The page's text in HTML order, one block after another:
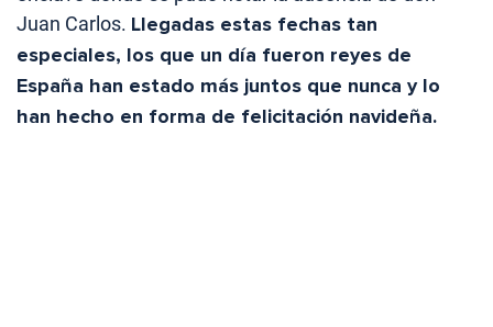
Juan Carlos. Llegadas estas fechas tan
especiales, los que un día fueron reyes de
España han estado más juntos que nunca y lo
han hecho en forma de felicitación navideña.